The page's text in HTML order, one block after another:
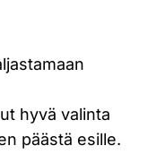
hyvä valinta
päästä esille.